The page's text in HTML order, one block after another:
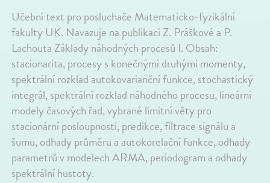
Učební text pro posluchače Matematicko-fyzikální
fakulty UK. Navazuje na publikaci Z. Práškové a P.
Lachouta Základy náhodných procesů I. Obsah:
stacionarita, procesy s konečnými druhými momenty,
spektrální rozklad autokovarianční funkce, stochastický
integrál, spektrální rozklad náhodného procesu, lineární
modely časových řad, vybrané limitní věty pro
stacionární posloupnosti, predikce, filtrace signálu a
šumu, odhady průměru a autokorelační funkce, odhady
parametrů v modelech ARMA, periodogram a odhady
spektrální hustoty.